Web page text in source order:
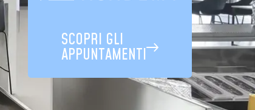
SCOPRI GLI
APPUNTAMENTI